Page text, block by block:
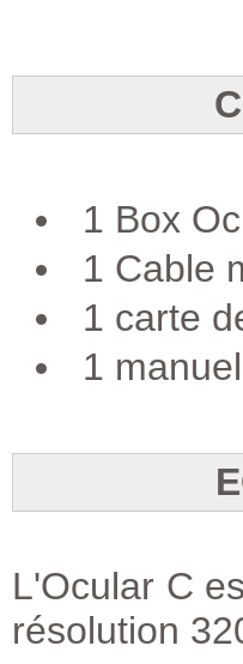
1 Box
1 Cable
1 carte
1
L'Ocular C
résolution